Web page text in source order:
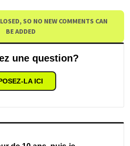
SO NO NEW COMMENTS CAN
BE ADDED
une question?
LA ICI